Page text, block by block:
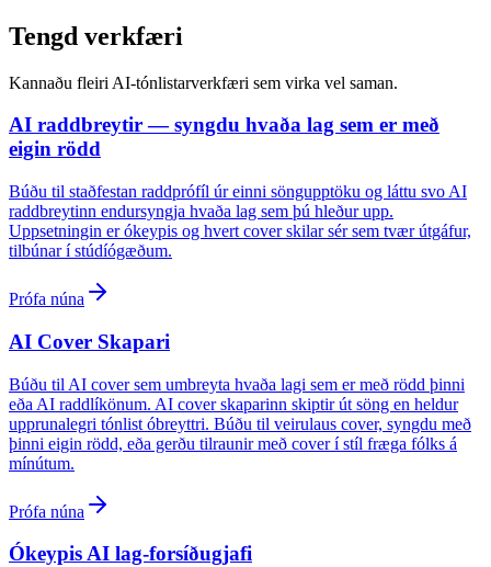
Tengd verkfæri
Kannaðu fleiri AI-tónlistarverkfæri sem virka vel saman.
AI raddbreytir — syngdu hvaða lag sem er með
eigin rödd
Búðu til staðfestan raddprófíl úr einni söngupptöku og láttu svo AI
raddbreytinn endursyngja hvaða lag sem þú hleður upp.
Uppsetningin er ókeypis og hvert cover skilar sér sem tvær útgáfur,
tilbúnar í stúdíógæðum.
Prófa núna
AI Cover Skapari
Búðu til AI cover sem umbreyta hvaða lagi sem er með rödd þinni
eða AI raddlíkönum. AI cover skaparinn skiptir út söng en heldur
upprunalegri tónlist óbreyttri. Búðu til veirulaus cover, syngdu með
þinni eigin rödd, eða gerðu tilraunir með cover í stíl fræga fólks á
mínútum.
Prófa núna
Ókeypis AI lag-forsíðugjafi